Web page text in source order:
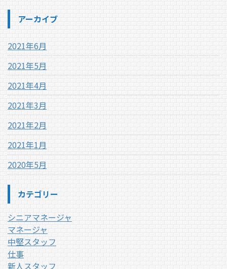
アーカイブ
2021年6月
2021年5月
2021年4月
2021年3月
2021年2月
2021年1月
2020年5月
カテゴリー
シニアマネージャ
マネージャ
中堅スタッフ
仕事
新人スタッフ